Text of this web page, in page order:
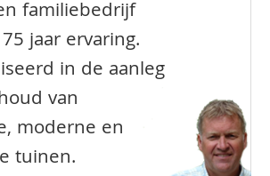
familiebedrijf
jaar ervaring.
in de aanleg
van
moderne en
tuinen.